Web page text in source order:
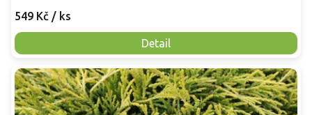
549 Kč / ks
Detail